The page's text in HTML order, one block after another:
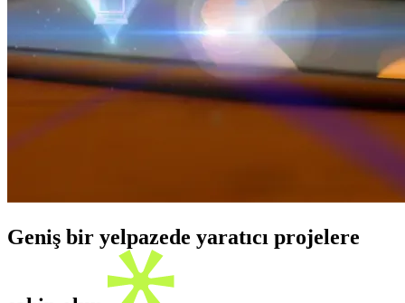
Geniş bir yelpazede yaratıcı projelere